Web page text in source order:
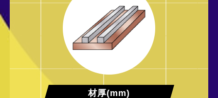
材厚(mm)